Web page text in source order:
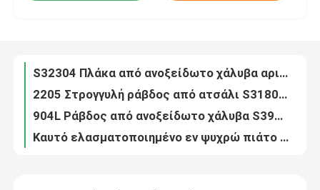
περιοδεία στο εργοστάσιο
Έλεγχος ποιότητας
S32304 Πλάκα από ανοξείδωτο χάλυβα αριθ. 1 για κατασκευές
2205 Στρογγυλή ράβδος από ατσάλι S31803 S22053 1.4462 Στρώμα σχοινιάς σιδηροτροχιάς OD 60mm
904L Ράβδος από ανοξείδωτο χάλυβα S39042 AISI 904L Στρογγυλή ράβδος UNS N08904 Άξονας εδάφους 20-300mm
Καυτό ελασματοποιημένο εν ψυχρώ πιάτο ανοξείδωτου 304